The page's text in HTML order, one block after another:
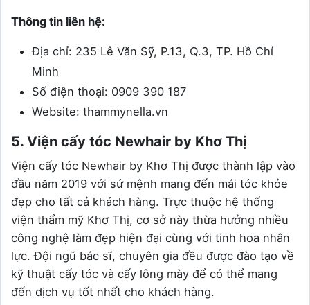
Thông tin liên hệ:
Địa chỉ: 235 Lê Văn Sỹ, P.13, Q.3, TP. Hồ Chí
Minh
Số điện thoại: 0909 390 187
Website: thammynella.vn
5. Viện cấy tóc Newhair by Khơ Thị
Viện cấy tóc Newhair by Khơ Thị được thành lập vào
đầu năm 2019 với sứ mệnh mang đến mái tóc khỏe
đẹp cho tất cả khách hàng. Trực thuộc hệ thống
viện thẩm mỹ Khơ Thị, cơ sở này thừa hưởng nhiều
công nghệ làm đẹp hiện đại cùng với tinh hoa nhân
lực. Đội ngũ bác sĩ, chuyên gia đều được đào tạo về
kỹ thuật cấy tóc và cấy lông mày để có thể mang
đến dịch vụ tốt nhất cho khách hàng.